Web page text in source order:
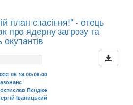
план спасіння!" - отець
про ядерну загрозу та
окупантів
05-18 00:00:00
Пендюк
Іваницький